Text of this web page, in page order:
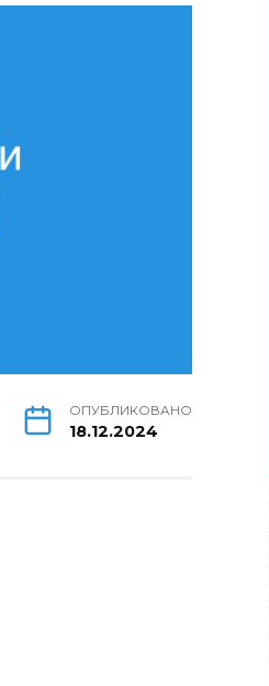
ОПУБЛИКОВАНО
18.12.2024